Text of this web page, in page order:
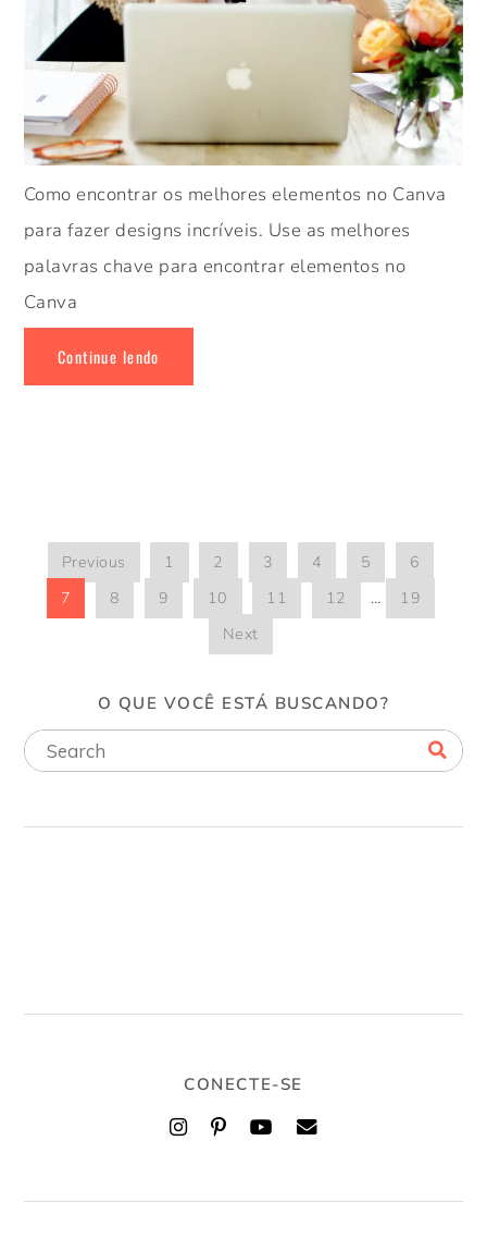
Como encontrar os melhores elementos no Canva
para fazer designs incríveis. Use as melhores
palavras chave para encontrar elementos no
Canva
Continue lendo
Previous 1 2 3 4 5
6
7
8 9 10 11 12 …
19
Next
O QUE VOCÊ ESTÁ BUSCANDO?
CONECTE-SE